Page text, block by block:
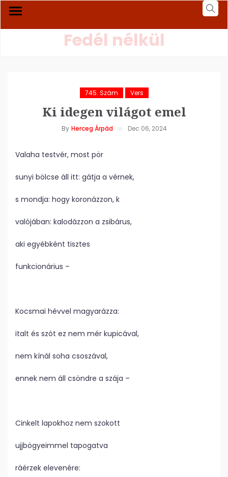
Fedél nélkül
745. Szám Vers
Ki idegen világot emel
By Herceg Árpád Dec 06, 2024
Valaha testvér, most pör
sunyi bölcse áll itt: gátja a vérnek,
s mondja: hogy koronázzon, k
valójában: kalodázzon a zsibárus,
aki egyébként tisztes
funkcionárius –
Kocsmai hévvel magyarázza:
italt és szót ez nem mér kupicával,
nem kínál soha csoszával,
ennek nem áll csöndre a szája –
Cinkelt lapokhoz nem szokott
ujjbögyeimmel tapogatva
ráérzek elevenére: